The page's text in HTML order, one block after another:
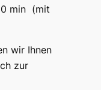
min (mit
wir Ihnen
zur